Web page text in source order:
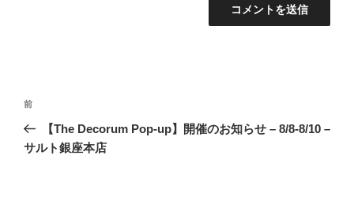
前
【The Decorum Pop-up】開催のお知らせ – 8/8-8/10 –
サルト銀座本店